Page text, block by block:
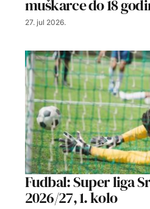
muškarce do 18
27. jul 2026.
Fudbal: Super liga
2026/27, 1. kolo